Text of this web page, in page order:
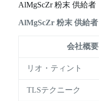
AlMgScZr 粉末 供給者
AlMgScZr 粉末 供給者
会社概要
リオ・ティント
TLSテクニーク